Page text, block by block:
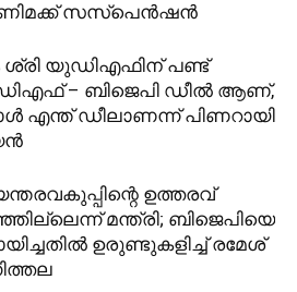
സസ്പെന്‍ഷന്‍
ശ്രി യുഡിഎഫിന് പണ്ട്
– ബിജെപി ഡീൽ ആണ്,
എന്ത് ഡീലാണന്ന് പിണറായി
ഉത്തരവ്
മന്ത്രി; ബിജെപിയെ
ഉരുണ്ടുകളിച്ച് രമേശ്